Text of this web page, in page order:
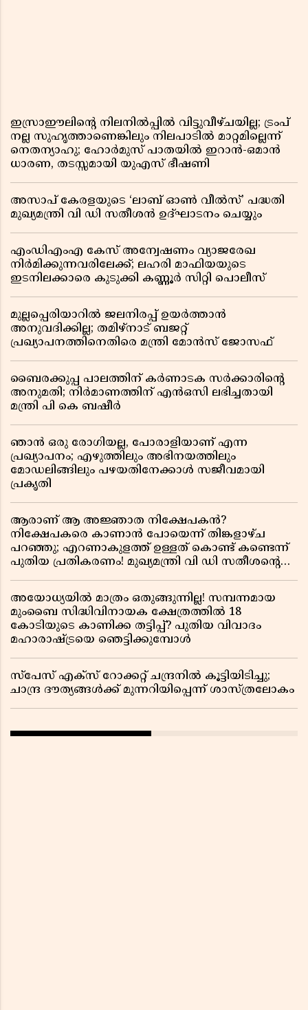
ഇസ്രാഈലിന്റെ നിലനിൽപ്പിൽ വിട്ടുവീഴ്ചയില്ല; ട്രംപ്
നല്ല സുഹൃത്താണെങ്കിലും നിലപാടിൽ മാറ്റമില്ലെന്ന്
നെതന്യാഹു; ഹോർമുസ് പാതയിൽ ഇറാൻ-ഒമാൻ
ധാരണ, തടസ്സമായി യുഎസ് ഭീഷണി
അസാപ് കേരളയുടെ ‘ലാബ് ഓൺ വീൽസ്’ പദ്ധതി
മുഖ്യമന്ത്രി വി ഡി സതീശൻ ഉദ്ഘാടനം ചെയ്യും
എംഡിഎംഎ കേസ് അന്വേഷണം വ്യാജരേഖ
നിർമിക്കുന്നവരിലേക്ക്; ലഹരി മാഫിയയുടെ
ഇടനിലക്കാരെ കുടുക്കി കണ്ണൂർ സിറ്റി പൊലീസ്
മുല്ലപ്പെരിയാറിൽ ജലനിരപ്പ് ഉയർത്താൻ
അനുവദിക്കില്ല; തമിഴ്നാട് ബജറ്റ്
പ്രഖ്യാപനത്തിനെതിരെ മന്ത്രി മോൻസ് ജോസഫ്
ബൈരക്കുപ്പ പാലത്തിന് കർണാടക സർക്കാരിൻ്റെ
അനുമതി; നിർമാണത്തിന് എൻഒസി ലഭിച്ചതായി
മന്ത്രി പി കെ ബഷീർ
ഞാൻ ഒരു രോഗിയല്ല, പോരാളിയാണ് എന്ന
പ്രഖ്യാപനം; എഴുത്തിലും അഭിനയത്തിലും
മോഡലിങ്ങിലും പഴയതിനേക്കാൾ സജീവമായി
പ്രകൃതി
ആരാണ് ആ അജ്ഞാത നിക്ഷേപകൻ?
നിക്ഷേപകരെ കാണാൻ പോയെന്ന് തിങ്കളാഴ്ച
പറഞ്ഞു; എറണാകുളത്ത് ഉള്ളത് കൊണ്ട് കണ്ടെന്ന്
പുതിയ പ്രതികരണം! മുഖ്യമന്ത്രി വി ഡി സതീശന്റെ
അയോധ്യയിൽ മാത്രം ഒതുങ്ങുന്നില്ല! സമ്പന്നമായ
മുംബൈ സിദ്ധിവിനായക ക്ഷേത്രത്തിൽ 18
കോടിയുടെ കാണിക്ക തട്ടിപ്പ്? പുതിയ വിവാദം
മഹാരാഷ്ട്രയെ ഞെട്ടിക്കുമ്പോൾ
സ്പേസ് എക്സ് റോക്കറ്റ് ചന്ദ്രനിൽ കൂട്ടിയിടിച്ചു;
ചാന്ദ്ര ദൗത്യങ്ങൾക്ക് മുന്നറിയിപ്പെന്ന് ശാസ്ത്രലോകം ​​​​​​​